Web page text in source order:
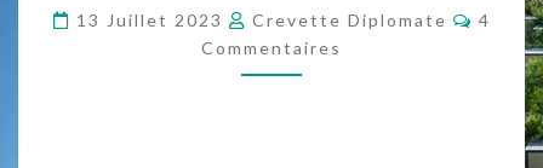
PAR
UNE
SOLUTION
13 Juillet 2023 Crevette Diplomate
4
Commentaires